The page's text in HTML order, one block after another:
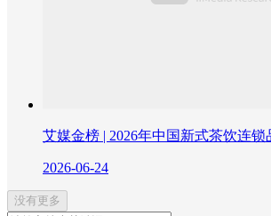
艾媒金榜 | 2026年中国新式茶饮连锁
2026-06-24
没有更多